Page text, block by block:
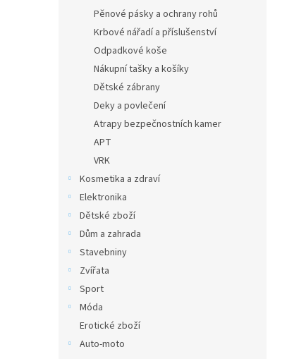
Pěnové pásky a ochrany rohů
Krbové nářadí a příslušenství
Odpadkové koše
Nákupní tašky a košíky
Dětské zábrany
Deky a povlečení
Atrapy bezpečnostních kamer
APT
VRK
Kosmetika a zdraví
Elektronika
Dětské zboží
Dům a zahrada
Stavebniny
Zvířata
Sport
Móda
Erotické zboží
Auto-moto